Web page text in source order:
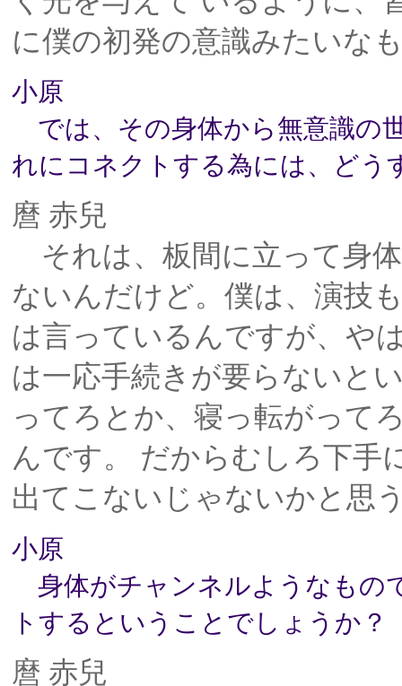
に僕の初発の意識みたいな
小原
では、その身体から無意識の
れにコネクトする為には、どう
麿 赤兒
それは、板間に立って身
ないんだけど。僕は、演技
は言っているんですが、や
は一応手続きが要らないと
ってろとか、寝っ転がって
んです。 だからむしろ下手
出てこないじゃないかと思
小原
身体がチャンネルようなもの
トするということでしょうか？
麿 赤兒